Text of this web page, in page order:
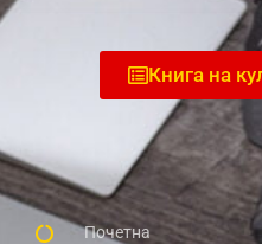
Почетна
Книга на